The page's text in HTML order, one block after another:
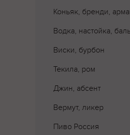
Коньяк, бренди,
Водка, настойка,
Виски, бурбон
Текила, ром
Джин, абсент
Вермут, ликер
Пиво Россия